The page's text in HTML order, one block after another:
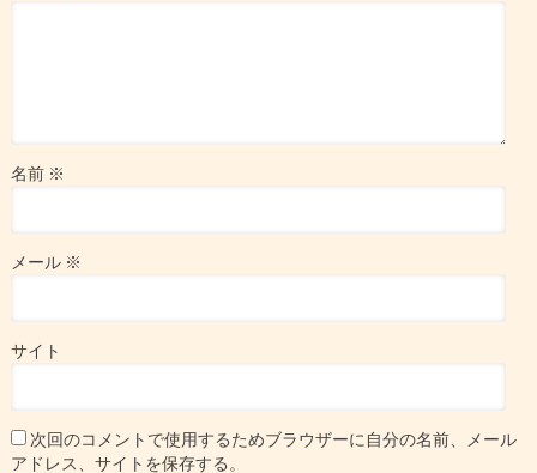
名前 ※
メール ※
サイト
次回のコメントで使用するためブラウザーに自分の名前、メール
アドレス、サイトを保存する。